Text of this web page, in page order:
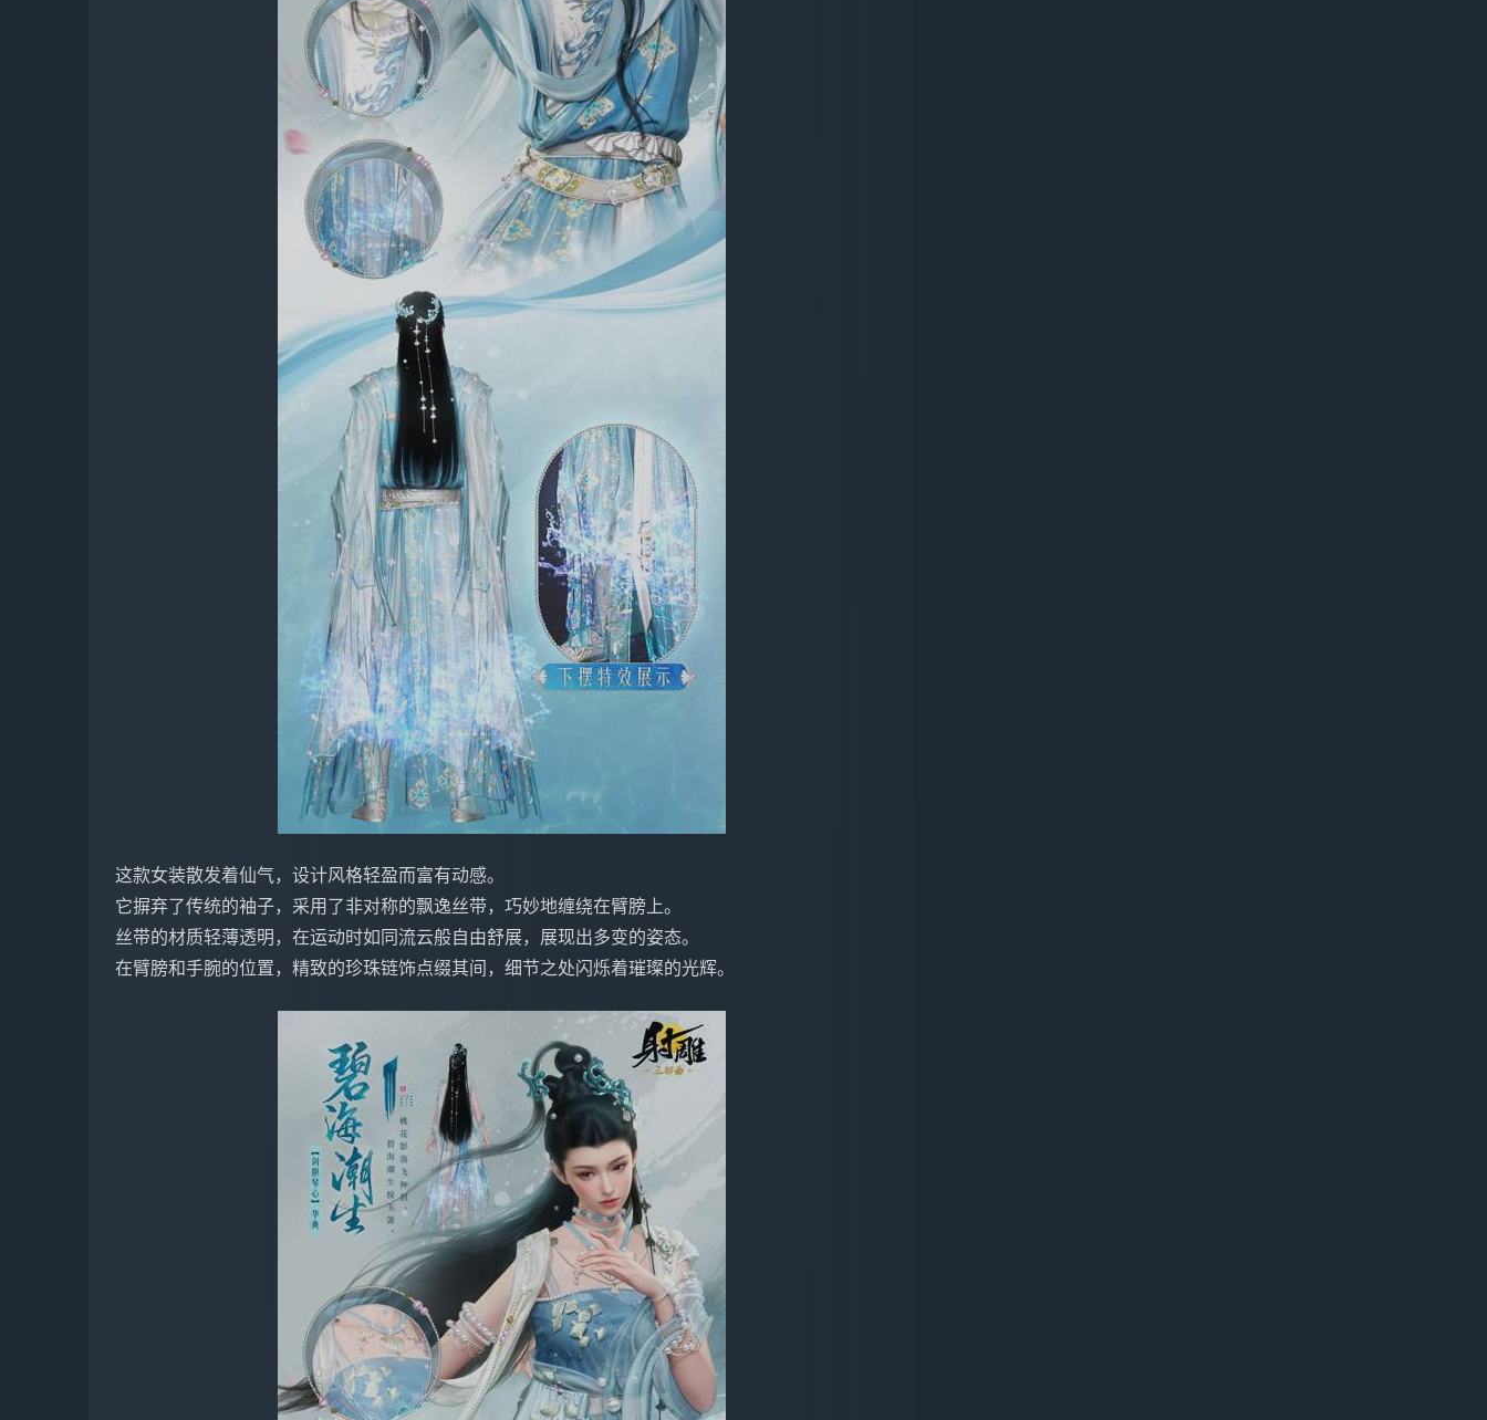
这款女装散发着仙气，设计风格轻盈而富有动感。
它摒弃了传统的袖子，采用了非对称的飘逸丝带，巧妙地缠绕在臂膀上。
丝带的材质轻薄透明，在运动时如同流云般自由舒展，展现出多变的姿态。
在臂膀和手腕的位置，精致的珍珠链饰点缀其间，细节之处闪烁着璀璨的光辉。